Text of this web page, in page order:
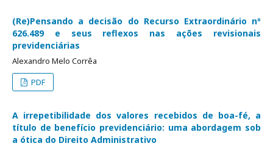
(Re)Pensando a decisão do Recurso Extraordinário nº
626.489 e seus reflexos nas ações revisionais
previdenciárias
Alexandro Melo Corrêa
PDF
A irrepetibilidade dos valores recebidos de boa-fé, a
título de benefício previdenciário: uma abordagem sob
a ótica do Direito Administrativo